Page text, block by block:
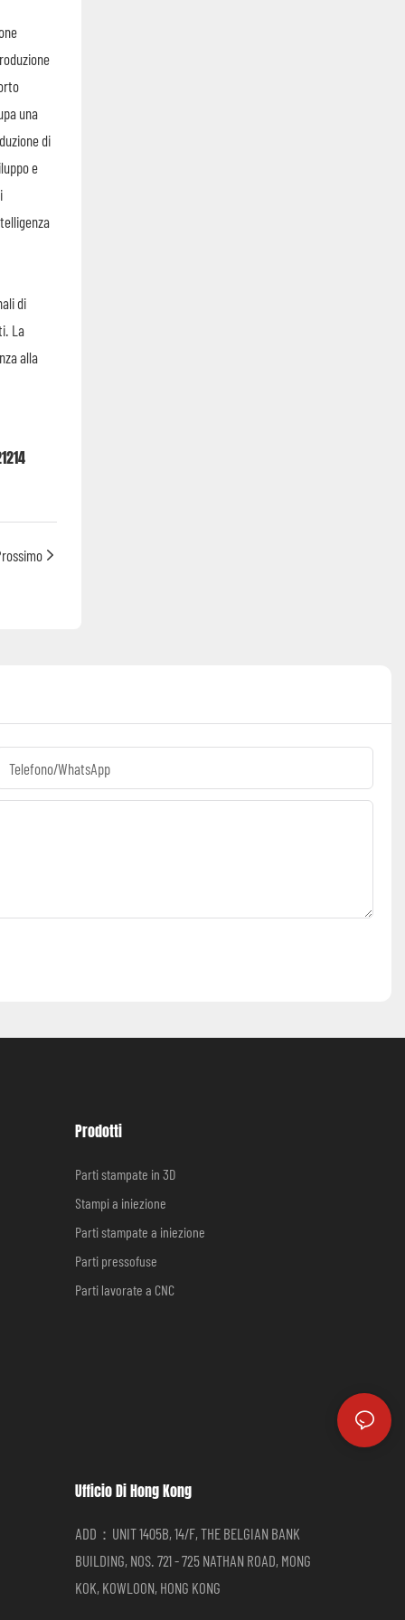
una
di
e
di
La
alla
Telefono/WhatsApp
Prodotti
Parti stampate in 3D
Stampi a iniezione
Parti stampate a iniezione
Parti pressofuse
Parti lavorate a CNC
Ufficio Di Hong Kong
ADD：UNIT 1405B, 14/F, THE BELGIAN BANK
BUILDING, NOS. 721 - 725 NATHAN ROAD, MONG
KOK, KOWLOON, HONG KONG